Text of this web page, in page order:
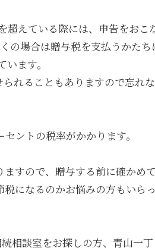
えている際には、申告をおこ
場合は贈与税を支払うかたち
ます。
れることもありますので忘れな
ントの税率がかかります。
すので、贈与する前に確かめ
になるのかお悩みの方もいら
相談室をお探しの方、青山一